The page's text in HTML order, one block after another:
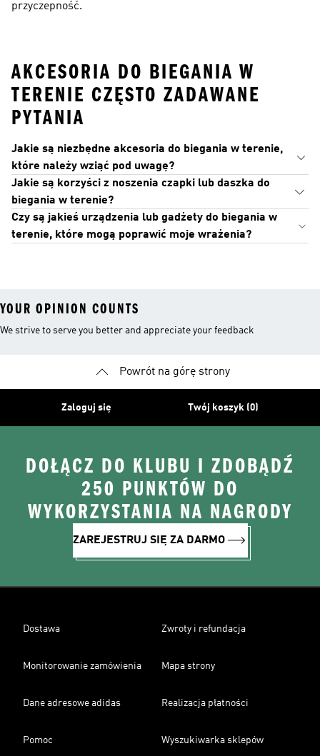
przyczepność.
AKCESORIA DO BIEGANIA W
TERENIE CZĘSTO ZADAWANE
PYTANIA
Jakie są niezbędne akcesoria do biegania w terenie,
które należy wziąć pod uwagę?
Jakie są korzyści z noszenia czapki lub daszka do
biegania w terenie?
Czy są jakieś urządzenia lub gadżety do biegania w
terenie, które mogą poprawić moje wrażenia?
YOUR OPINION COUNTS
We strive to serve you better and appreciate your feedback
Powrót na górę strony
Zaloguj się Twój koszyk (0)
DOŁĄCZ DO KLUBU I ZDOBĄDŹ
250 PUNKTÓW DO
WYKORZYSTANIA NA NAGRODY
ZAREJESTRUJ SIĘ ZA DARMO
Dostawa Zwroty i refundacja
Monitorowanie zamówienia Mapa strony
Dane adresowe adidas Realizacja płatności
Pomoc Wyszukiwarka sklepów